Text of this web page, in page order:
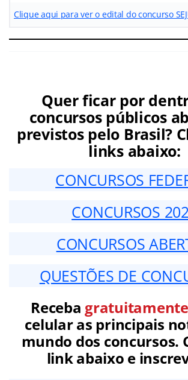
Clique aqui para ver o edital do concurso
Quer ficar por
concursos públicos
previstos pelo Brasil?
links abaixo:
CONCURSOS
CONCURSOS
CONCURSOS
QUESTÕES DE
Receba gratuitamente
celular as principais
mundo dos concursos.
link abaixo e